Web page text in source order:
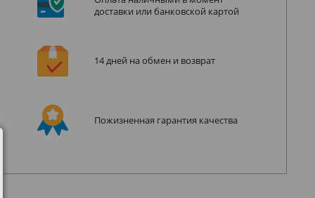
доставки или банковской картой
14 дней на обмен и возврат
Пожизненная гарантия качества